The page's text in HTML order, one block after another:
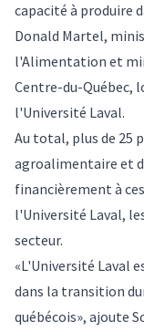
capacité à produire
Donald Martel,
l'Alimentation et
Centre-du-Québec,
l'Université Laval.
Au total, plus de 25
agroalimentaire et
financièrement à
l'Université Laval,
secteur.
«L'Université Laval
dans la transition
québécois», ajoute